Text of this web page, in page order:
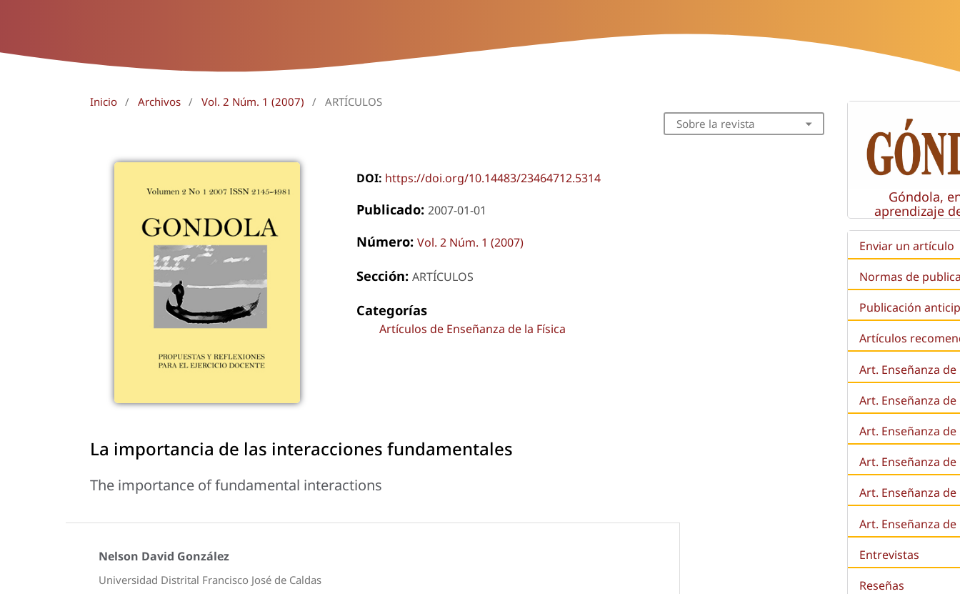
Inicio / Archivos / Vol. 2 Núm. 1 (2007) / ARTÍCULOS
DOI: https://doi.org/10.14483/23464712.5314
Publicado: 2007-01-01
Número: Vol. 2 Núm. 1 (2007)
Sección: ARTÍCULOS
Categorías
Artículos de Enseñanza de la Física
La importancia de las interacciones fundamentales
The importance of fundamental interactions
Nelson David González
Universidad Distrital Francisco José de Caldas
Sobre la revista
Góndola,
aprendizaje
Enviar un artículo
Normas de
Publicación
Artículos
Art. Enseñanza
Art. Enseñanza
Art. Enseñanza de
Art. Enseñanza de
Art. Enseñanza
Art. Enseñanza
Entrevistas
Reseñas